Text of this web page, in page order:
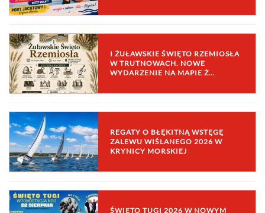
I ŻUŁAWSKIE ŚWIĘTO RZEMIOSŁA
W TRUTNOWACH. NOWE
WYDARZENIE NA MAPIE Ż…
REGATY O BŁĘKITNĄ WSTĘGĘ
ZALEWU WIŚLANEGO 2026 W
KRYNICY MORSKIEJ
ŚWIĘTO TUGI 2026 W NOWYM